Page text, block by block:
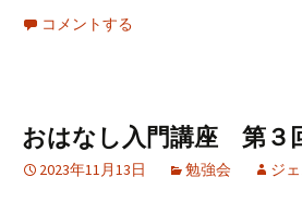
コメントする
おはなし入門講座 第３
2023年11月13日 勉強会 ジ